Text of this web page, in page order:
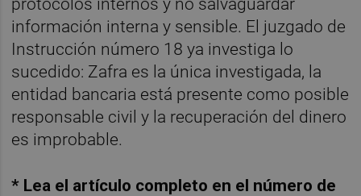
información interna y sensible. El juzgado de
Instrucción número 18 ya investiga lo
sucedido: Zafra es la única investigada, la
entidad bancaria está presente como posible
responsable civil y la recuperación del dinero
es improbable.
* Lea el artículo completo en el número de